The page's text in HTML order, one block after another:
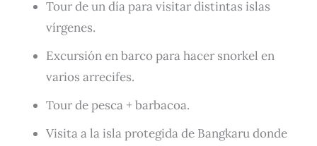
Tour de un día para visitar distintas islas
vírgenes.
Excursión en barco para hacer snorkel en
varios arrecifes.
Tour de pesca + barbacoa.
Visita a la isla protegida de Bangkaru donde